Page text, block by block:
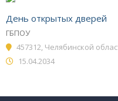
День открытых дверей
ГБПОУ
457312, Челябинской
15.04.2034